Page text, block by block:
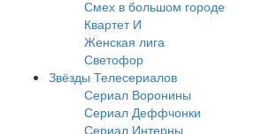
Смех в большом городе
Квартет И
Женская лига
Светофор
Звёзды Телесериалов
Сериал Воронины
Сериал Деффчонки
Сериал Интерны